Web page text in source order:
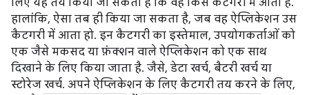
लिए यह तय किया जा सकता है कि वह किस कैटगरी में आता है.
हालांकि, ऐसा तब ही किया जा सकता है, जब वह ऐप्लिकेशन उस
कैटगरी में आता हो. इन कैटगरी का इस्तेमाल, उपयोगकर्ताओं को
एक जैसे मकसद या फ़ंक्शन वाले ऐप्लिकेशन को एक साथ
दिखाने के लिए किया जाता है. जैसे, डेटा खर्च, बैटरी खर्च या
स्टोरेज खर्च. अपने ऐप्लिकेशन के लिए कैटगरी तय करने के लिए,